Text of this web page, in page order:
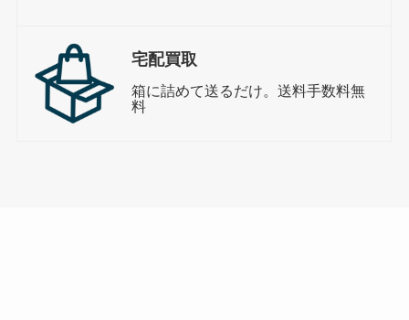
宅配買取
箱に詰めて送るだけ。送料手数料無
料